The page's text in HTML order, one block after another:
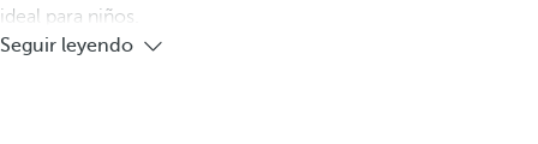
ideal para niños.
Seguir leyendo